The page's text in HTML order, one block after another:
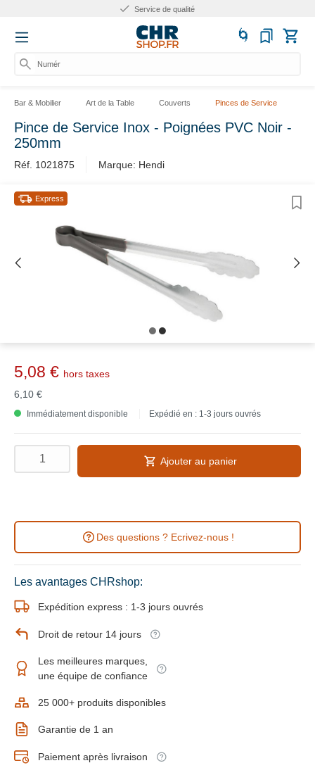
Service de qualité
Numéro
Bar & Mobilier Art de la Table Couverts Pinces de Service
Pince de Service Inox - Poignées PVC Noir -
250mm
Réf. 1021875 Marque: Hendi
Express
5,08 € hors taxes
6,10 €
Immédiatement disponible Expédié en : 1-3 jours ouvrés
Ajouter au panier
Des questions ? Ecrivez-nous !
Les avantages CHRshop:
Expédition express : 1-3 jours ouvrés
Droit de retour 14 jours
Les meilleures marques,
une équipe de confiance
25 000+ produits disponibles
Garantie de 1 an
Paiement après livraison